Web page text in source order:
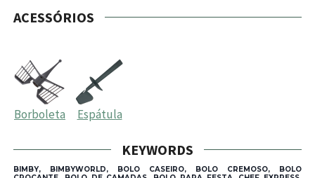
ACESSÓRIOS
Borboleta Espátula
KEYWORDS
BIMBY, BIMBYWORLD, BOLO CASEIRO, BOLO CREMOSO, BOLO